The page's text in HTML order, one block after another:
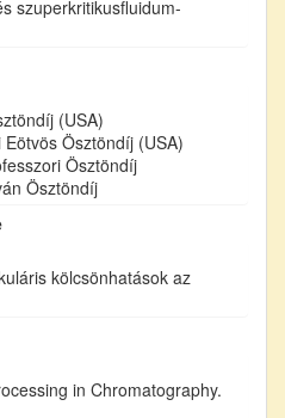
szuperkritikusfluidum-
(USA)
Ösztöndíj (USA)
Ösztöndíj
Ösztöndíj
kölcsönhatások az
in Chromatography.